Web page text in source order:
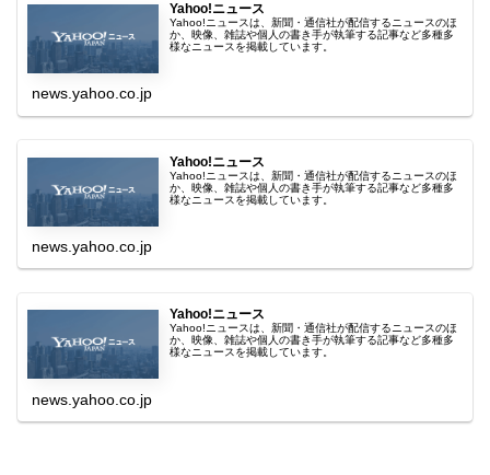
Yahoo!ニュース
Yahoo!ニュースは、新聞・通信社が配信するニュースのほ
か、映像、雑誌や個人の書き手が執筆する記事など多種多
様なニュースを掲載しています。
news.yahoo.co.jp
Yahoo!ニュース
Yahoo!ニュースは、新聞・通信社が配信するニュースのほ
か、映像、雑誌や個人の書き手が執筆する記事など多種多
様なニュースを掲載しています。
news.yahoo.co.jp
Yahoo!ニュース
Yahoo!ニュースは、新聞・通信社が配信するニュースのほ
か、映像、雑誌や個人の書き手が執筆する記事など多種多
様なニュースを掲載しています。
news.yahoo.co.jp